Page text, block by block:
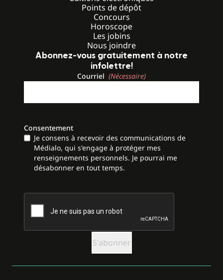
Points de dépôt
Concours
Horoscope
Les jobins
Nous joindre
Abonnez-vous gratuitement à notre
infolettre!
Courriel (Nécessaire)
Consentement
Je consens à recevoir des communications de
Médialo, qui s'engage à protéger mes
renseignements personnels. Je pourrai me
désabonner en tout temps.